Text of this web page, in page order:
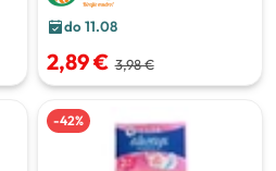
do 11.08
2,89 € 3,98 €
-42%